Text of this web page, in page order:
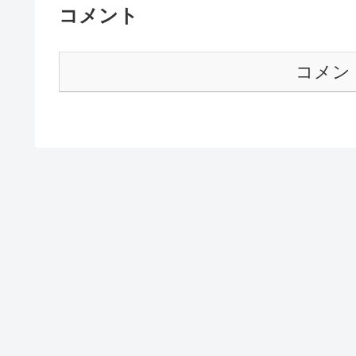
コメント
コメン